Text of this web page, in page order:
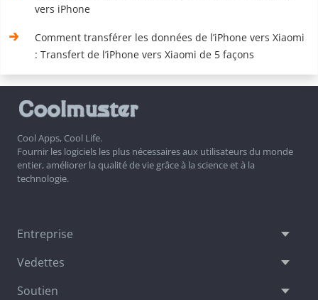
vers iPhone
Comment transférer les données de l’iPhone vers Xiaomi
: Transfert de l’iPhone vers Xiaomi de 5 façons
Cool Apps, Cool Life.
Fournir les logiciels les plus nécessaires aux utilisateurs du monde
entier, améliorer la qualité de vie grâce à la science et à la
technologie.
Entreprise
Vedettes
Soutien